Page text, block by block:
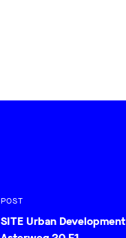
POST
SITE Urban Development